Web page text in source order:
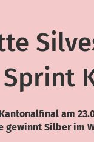
Sprint
am
gewinnt Silber im